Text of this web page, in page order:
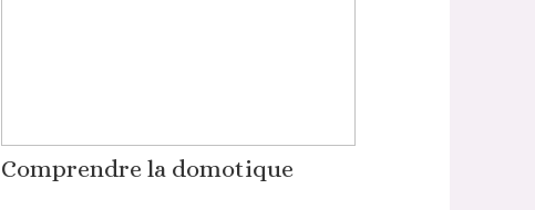
Comprendre la domotique